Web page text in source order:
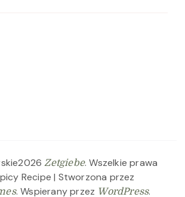
Zetgiebe. Wszelkie prawa
Recipe | Stworzona przez
. Wspierany przez WordPress.